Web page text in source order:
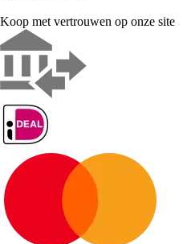
Koop met vertrouwen op onze site